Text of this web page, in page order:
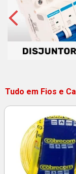
Tudo em Fios e